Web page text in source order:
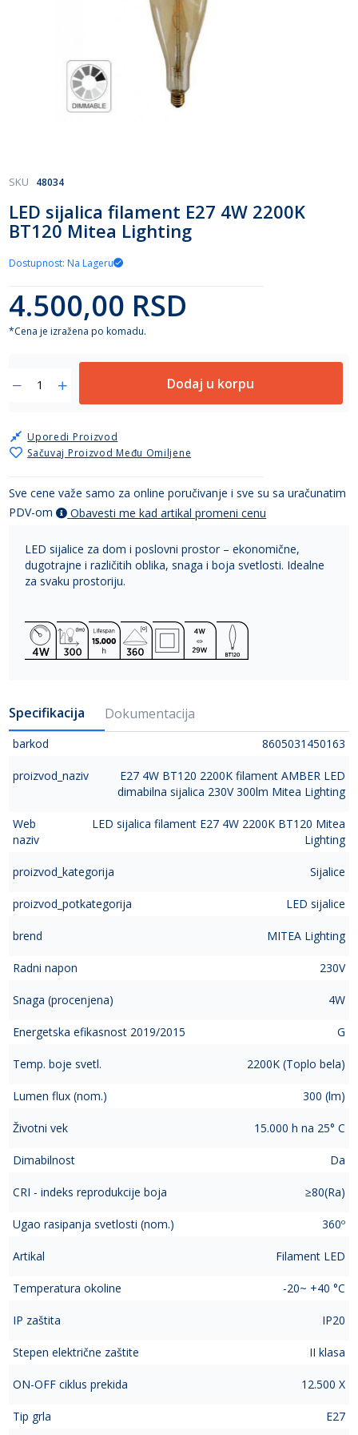
Skip
the
beginning
the
gallery
LED sijalica filament E27 4W 2200K
BT120 Mitea Lighting
SKU 48034
Dostupnost: Na Lageru
4.500,00 RSD
*Cena je izražena po komadu.
Dodaj u korpu
Sačuvaj Proizvod Među Omiljene
Uporedi Proizvod
Sve cene važe samo za online poručivanje i sve su sa uračunatim
PDV-om
Obavesti me kad artikal promeni cenu
LED sijalice za dom i poslovni prostor – ekonomične,
dugotrajne i različitih oblika, snaga i boja svetlosti. Idealne
za svaku prostoriju.
Specifikacija Dokumentacija
barkod 8605031450163
proizvod_naziv
E27 4W BT120 2200K filament AMBER LED
dimabilna sijalica 230V 300lm Mitea Lighting
Web
naziv
LED sijalica filament E27 4W 2200K BT120 Mitea
Lighting
proizvod_kategorija Sijalice
proizvod_potkategorija LED sijalice
brend MITEA Lighting
Radni napon 230V
Snaga (procenjena) 4W
Energetska efikasnost 2019/2015 G
Temp. boje svetl. 2200K (Toplo bela)
Lumen flux (nom.) 300 (lm)
Životni vek 15.000 h na 25° C
Dimabilnost Da
CRI - indeks reprodukcije boja ≥80(Ra)
Ugao rasipanja svetlosti (nom.) 360º
Artikal Filament LED
Temperatura okoline -20~ +40 °C
IP zaštita IP20
Stepen električne zaštite II klasa
ON-OFF ciklus prekida 12.500 X
Tip grla E27